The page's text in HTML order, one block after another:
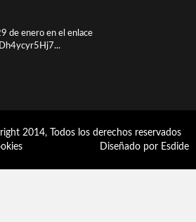
de enero en el enlace
2014, Todos los derechos reservados
Diseñado por Esdide